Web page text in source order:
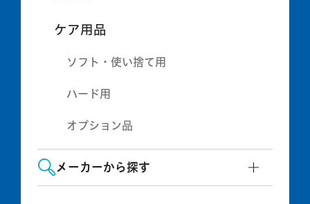
ケア用品
ソフト・使い捨て用
ハード用
オプション品
メーカーから探す